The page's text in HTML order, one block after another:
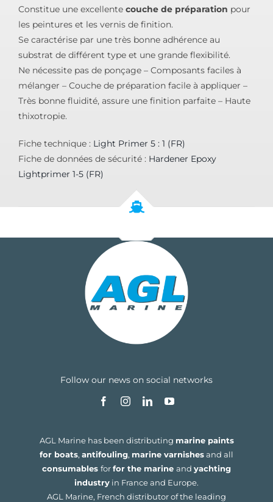
Constitue une excellente couche de préparation pour
les peintures et les vernis de finition.
Se caractérise par une très bonne adhérence au
substrat de différent type et une grande flexibilité.
Ne nécessite pas de ponçage – Composants faciles à
mélanger – Couche de préparation facile à appliquer –
Très bonne fluidité, assure une finition parfaite – Haute
thixotropie.
Fiche technique : Light Primer 5 : 1 (FR)
Fiche de données de sécurité : Hardener Epoxy
Lightprimer 1-5 (FR)
Follow our news on social networks
AGL Marine has been distributing marine paints
for boats, antifouling, marine varnishesand all
consumables forfor the marine and yachting
industry in France and Europe.
AGL Marine, French distributor of the leading